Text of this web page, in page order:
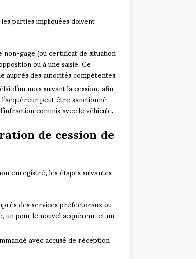
parties impliquées doivent
gage (ou certificat de situation
ou à une saisie. Ce
des autorités compétentes.
d’un mois suivant la cession, afin
peut être sanctionné
commis avec le véhicule.
de cession de
enregistré, les étapes suivantes
des services préfectoraux ou
pour le nouvel acquéreur et un
avec accusé de réception